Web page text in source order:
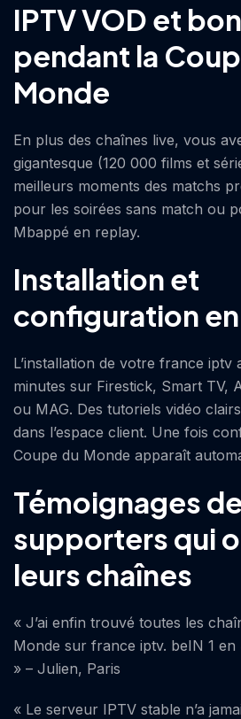
IPTV VOD et
pendant la
Monde
En plus des chaînes live, vous
gigantesque (120 000 films et
meilleurs moments des matchs
pour les soirées sans match ou
Mbappé en replay.
Installation et
configuration
L’installation de votre france iptv
minutes sur Firestick, Smart TV,
ou MAG. Des tutoriels vidéo
dans l’espace client. Une fois
Coupe du Monde apparaît
Témoignages de
supporters qui
leurs chaînes
« J’ai enfin trouvé toutes les
Monde sur france iptv. beIN 1 en
» – Julien, Paris
« Le serveur IPTV stable n’a